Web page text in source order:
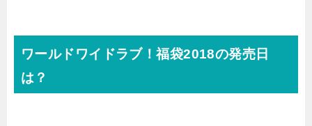
ワールドワイドラブ！福袋2018の発売日
は？